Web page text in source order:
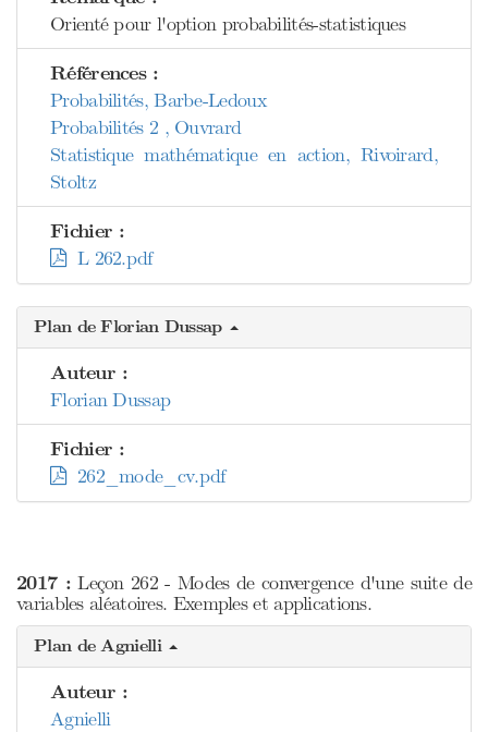
Orienté pour l'option probabilités-statistiques
Références :
Probabilités, Barbe-Ledoux
Probabilités 2 , Ouvrard
Statistique mathématique en action, Rivoirard,
Stoltz
Fichier :
L 262.pdf
Plan de Florian Dussap
Auteur :
Florian Dussap
Fichier :
262_mode_cv.pdf
2017 :Leçon 262 - Modes de convergence d'une suite de
variables aléatoires. Exemples et applications.
Plan de Agnielli
Auteur :
Agnielli